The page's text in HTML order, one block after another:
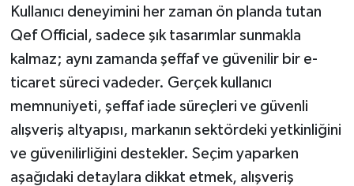
Kullanıcı deneyimini her zaman ön planda tutan
Qef Official, sadece şık tasarımlar sunmakla
kalmaz; aynı zamanda şeffaf ve güvenilir bir e-
ticaret süreci vadeder. Gerçek kullanıcı
memnuniyeti, şeffaf iade süreçleri ve güvenli
alışveriş altyapısı, markanın sektördeki yetkinliğini
ve güvenilirliğini destekler. Seçim yaparken
aşağıdaki detaylara dikkat etmek, alışveriş